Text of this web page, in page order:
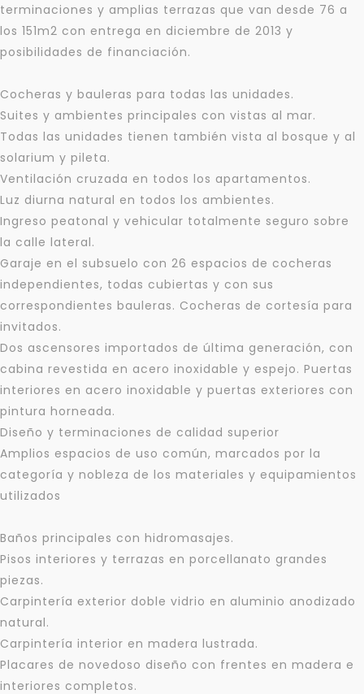
terminaciones y amplias terrazas que van desde 76 a
los 151m2 con entrega en diciembre de 2013 y
posibilidades de financiación.
Cocheras y bauleras para todas las unidades.
Suites y ambientes principales con vistas al mar.
Todas las unidades tienen también vista al bosque y al
solarium y pileta.
Ventilación cruzada en todos los apartamentos.
Luz diurna natural en todos los ambientes.
Ingreso peatonal y vehicular totalmente seguro sobre
la calle lateral.
Garaje en el subsuelo con 26 espacios de cocheras
independientes, todas cubiertas y con sus
correspondientes bauleras. Cocheras de cortesía para
invitados.
Dos ascensores importados de última generación, con
cabina revestida en acero inoxidable y espejo. Puertas
interiores en acero inoxidable y puertas exteriores con
pintura horneada.
Diseño y terminaciones de calidad superior
Amplios espacios de uso común, marcados por la
categoría y nobleza de los materiales y equipamientos
utilizados
Baños principales con hidromasajes.
Pisos interiores y terrazas en porcellanato grandes
piezas.
Carpintería exterior doble vidrio en aluminio anodizado
natural.
Carpintería interior en madera lustrada.
Placares de novedoso diseño con frentes en madera e
interiores completos.
mejor y más rápido
Déjanos tus datos para identificar tu consulta en el